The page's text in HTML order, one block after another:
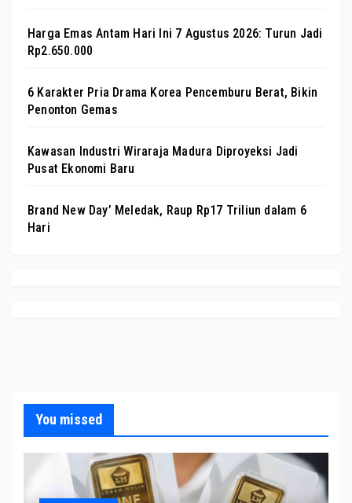
Harga Emas Antam Hari Ini 7 Agustus 2026: Turun Jadi
Rp2.650.000
6 Karakter Pria Drama Korea Pencemburu Berat, Bikin
Penonton Gemas
Kawasan Industri Wiraraja Madura Diproyeksi Jadi
Pusat Ekonomi Baru
Brand New Day’ Meledak, Raup Rp17 Triliun dalam 6
Hari
You missed